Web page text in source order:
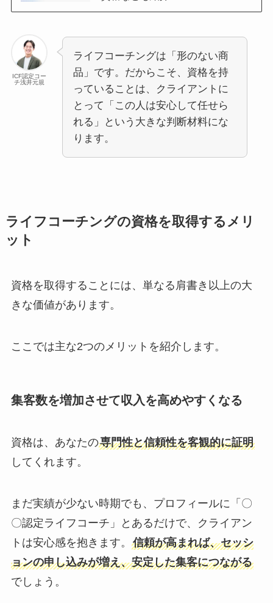
ICF認定コー
チ浅井元規
ライフコーチングは「形のない商
品」です。だからこそ、資格を持
っていることは、クライアントに
とって「この人は安心して任せら
れる」という大きな判断材料にな
ります。
ライフコーチングの資格を取得するメリ
ット
資格を取得することには、単なる肩書き以上の大
きな価値があります。
ここでは主な2つのメリットを紹介します。
集客数を増加させて収入を高めやすくなる
資格は、あなたの専門性と信頼性を客観的に証明
してくれます。
まだ実績が少ない時期でも、プロフィールに「〇
〇認定ライフコーチ」とあるだけで、クライアン
トは安心感を抱きます。 信頼が高まれば、セッシ
ョンの申し込みが増え、安定した集客につながる
でしょう。